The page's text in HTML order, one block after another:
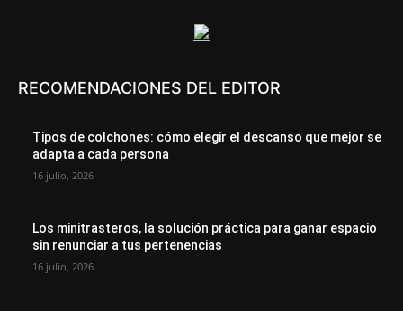
RECOMENDACIONES DEL EDITOR
Tipos de colchones: cómo elegir el descanso que mejor se
adapta a cada persona
16 julio, 2026
Los minitrasteros, la solución práctica para ganar espacio
sin renunciar a tus pertenencias
16 julio, 2026